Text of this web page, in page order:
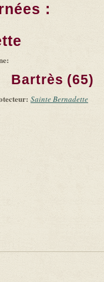
:
Bartrès (65)
Sainte Bernadette